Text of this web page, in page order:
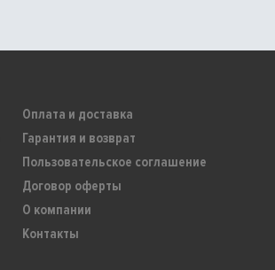
Оплата и доставка
Гарантия и возврат
Пользовательское соглашение
Договор оферты
О компании
Контакты